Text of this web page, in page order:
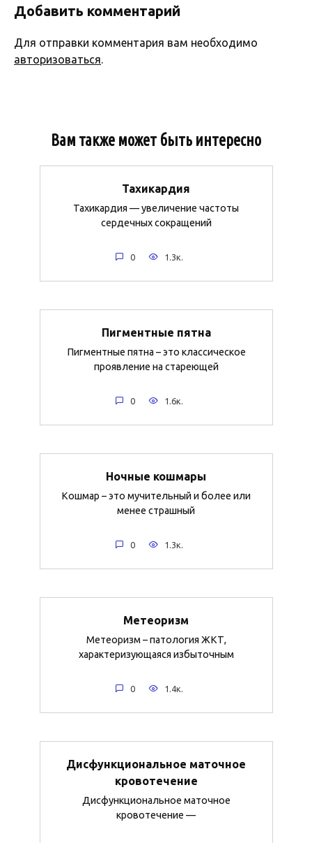
Добавить комментарий
Для отправки комментария вам необходимо
авторизоваться
Вам также может быть интересно
Тахикардия
Тахикардия — увеличение частоты
сердечных сокращений
0 1.3к.
Пигментные пятна
Пигментные пятна – это классическое
проявление на стареющей
0 1.6к.
Ночные кошмары
Кошмар – это мучительный и более или
менее страшный
0 1.3к.
Метеоризм
Метеоризм – патология ЖКТ,
характеризующаяся избыточным
0 1.4к.
Дисфункциональное маточное
кровотечение
Дисфункциональное маточное
кровотечение —